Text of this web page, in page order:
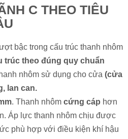
C THEO TIÊU
bậc trong cấu trúc thanh nhôm
trúc theo đúng quy chuẩn
nhôm sử dụng cho cửa (cửa
lan can.
. Thanh nhôm cứng cáp hơn
Áp lực thanh nhôm chịu được
phù hợp với điều kiện khí hậu